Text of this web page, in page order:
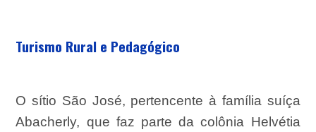
Turismo Rural e Pedagógico
O sítio São José, pertencente à família suíça
Abacherly, que faz parte da colônia Helvétia